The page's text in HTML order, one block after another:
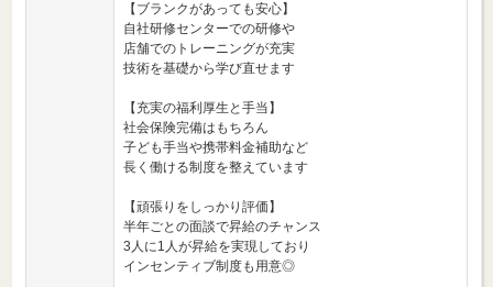
【ブランクがあっても安心】
自社研修センターでの研修や
店舗でのトレーニングが充実
技術を基礎から学び直せます
【充実の福利厚生と手当】
社会保険完備はもちろん
子ども手当や携帯料金補助など
長く働ける制度を整えています
【頑張りをしっかり評価】
半年ごとの面談で昇給のチャンス
3人に1人が昇給を実現しており
インセンティブ制度も用意◎